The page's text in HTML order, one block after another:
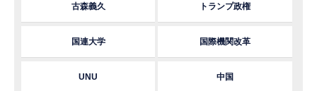
古森義久 トランプ政権
国連大学 国際機関改革
UNU 中国